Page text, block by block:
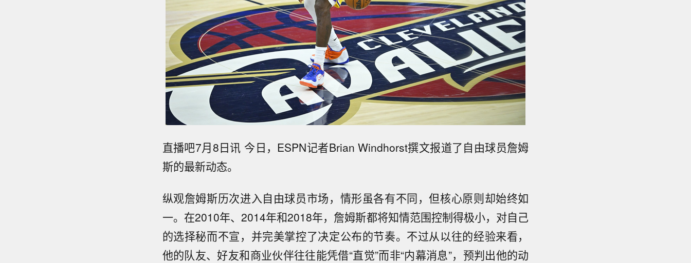
直播吧7月8日讯 今日，ESPN记者Brian Windhorst撰文报道了自由球员詹姆
斯的最新动态。
纵观詹姆斯历次进入自由球员市场，情形虽各有不同，但核心原则却始终如
一。在2010年、2014年和2018年，詹姆斯都将知情范围控制得极小，对自己
的选择秘而不宣，并完美掌控了决定公布的节奏。不过从以往的经验来看，
他的队友、好友和商业伙伴往往能凭借“直觉”而非“内幕消息”，预判出他的动